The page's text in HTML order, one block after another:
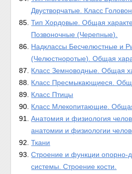
Двустворчатые. Класс
Тип Хордовые. Общая
Позвоночные (Черепные).
Надклассы Бесчелюстные и
(Челюстноротые). Общая
Класс Земноводные. Общая
Класс Пресмыкающиеся.
Класс Птицы
Класс Млекопитающие.
Анатомия и физиология
анатомии и физиологии
Ткани
Строение и функции опорно-
системы. Строение кости.